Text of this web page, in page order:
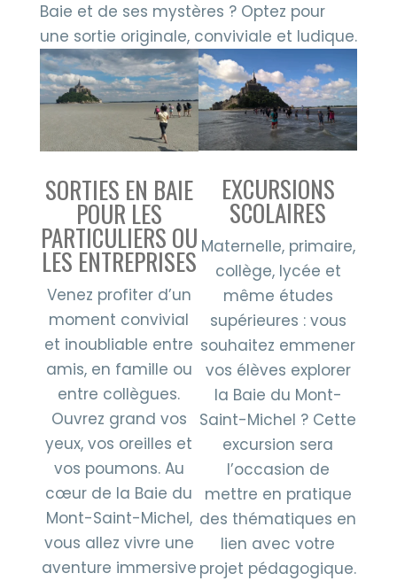
Baie et de ses mystères ? Optez pour
une sortie originale, conviviale et ludique.
SORTIES EN BAIE
POUR LES
PARTICULIERS OU
LES ENTREPRISES
Venez profiter d’un
moment convivial
et inoubliable entre
amis, en famille ou
entre collègues.
Ouvrez grand vos
yeux, vos oreilles et
vos poumons. Au
cœur de la Baie du
Mont-Saint-Michel,
vous allez vivre une
aventure immersive
EXCURSIONS
SCOLAIRES
Maternelle, primaire,
collège, lycée et
même études
supérieures : vous
souhaitez emmener
vos élèves explorer
la Baie du Mont-
Saint-Michel ? Cette
excursion sera
l’occasion de
mettre en pratique
des thématiques en
lien avec votre
projet pédagogique.